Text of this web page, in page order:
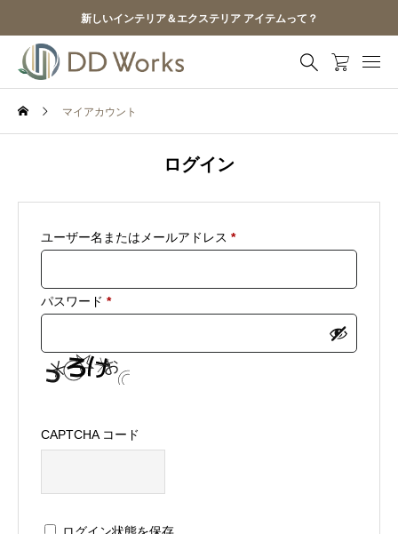
新しいインテリア＆エクステリア アイテムって？
マイアカウント
ログイン
ユーザー名またはメールアドレス *必
パスワード *必
CAPTCHA コード